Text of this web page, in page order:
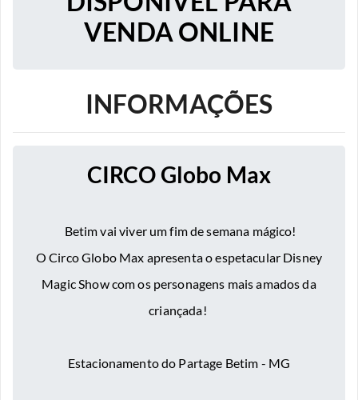
VENDA ONLINE
INFORMAÇÕES
CIRCO Globo Max
Betim vai viver um fim de semana mágico!
O Circo Globo Max apresenta o espetacular Disney
Magic Show com os personagens mais amados da
criançada!
Estacionamento do Partage Betim - MG